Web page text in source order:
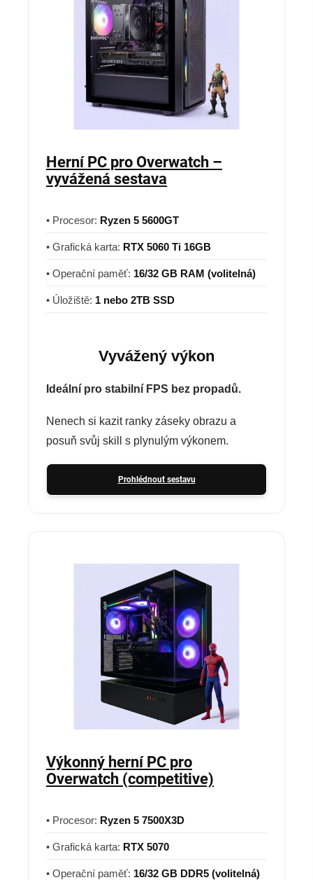
Herní PC pro Overwatch –
vyvážená sestava
• Procesor: Ryzen 5 5600GT
• Grafická karta: RTX 5060 Ti 16GB
• Operační paměť: 16/32 GB RAM (volitelná)
• Úložiště: 1 nebo 2TB SSD
Vyvážený výkon
Ideální pro stabilní FPS bez propadů.
Nenech si kazit ranky záseky obrazu a
posuň svůj skill s plynulým výkonem.
Prohlédnout sestavu
Výkonný herní PC pro
Overwatch (competitive)
• Procesor: Ryzen 5 7500X3D
• Grafická karta: RTX 5070
• Operační paměť: 16/32 GB DDR5 (volitelná)